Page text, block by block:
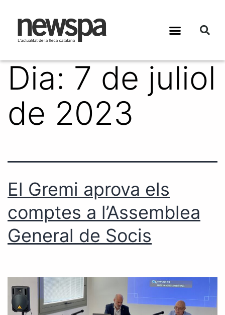
Dia: 7 de juliol
de 2023
El Gremi aprova els
comptes a l’Assemblea
General de Socis